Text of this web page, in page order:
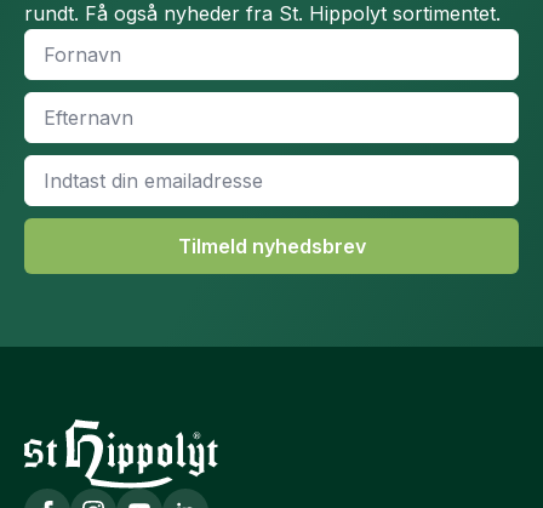
rundt. Få også nyheder fra St. Hippolyt sortimentet.
Fornavn
Efternavn
Email
Tilmeld nyhedsbrev